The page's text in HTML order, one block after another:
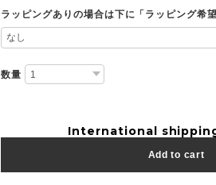
ラッピングありの場合は下に「ラッピング希
数量
International
Add to cart